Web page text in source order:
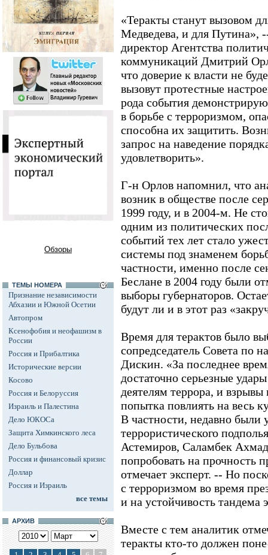
Обзоры
ТЕМЫ НОМЕРА
Признание независимости
Абхазии и Южной Осетии
Автопром
Ксенофобия и неофашизм в
России
Россия и Прибалтика
Исторические версии
Косово
Россия и Белоруссия
Израиль и Палестина
Дело ЮКОСа
Защита Химкинского леса
Дело Бульбова
Россия и финансовый кризис
Доллар
Россия и Израиль
все темы
АРХИВ
«Теракты станут вызовом
Медведева, и для Путина»,
директор Агентства
коммуникаций Дмитрий
что доверие к власти не
вызовут протестные
рода события
в борьбе с терроризмом,
способна их защитить.
запрос на наведение
удовлетворить».
Г-н Орлов напомнил, что
возник в обществе после
1999 году, и в 2004-м. Не
одним из политических
событий тех лет стало
системы под знаменем
частности, именно после
Беслане в 2004 году были
выборы губернаторов.
будут ли и в этот раз
Время для терактов было
сопредседатель Совета по
Дискин. «За последнее
достаточно серьезные
деятелям террора, и
попытка повлиять на весь
В частности, недавно были
террористического
Астемиров, Саламбек
попробовать на прочность
отмечает эксперт. -- Но
с терроризмом во время
и на устойчивость тандема
Вместе с тем аналитик
теракты кто-то должен